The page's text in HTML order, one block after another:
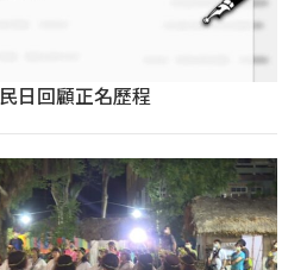
日回顧正名歷程